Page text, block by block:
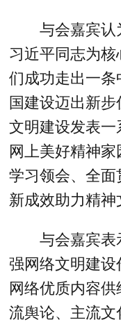
与会嘉宾认
习近平同志为
们成功走出一
国建设迈出新
文明建设发表
网上美好精神
学习领会、全
新成效助力精神
与会嘉宾表
强网络文明建
网络优质内容
流舆论、主流